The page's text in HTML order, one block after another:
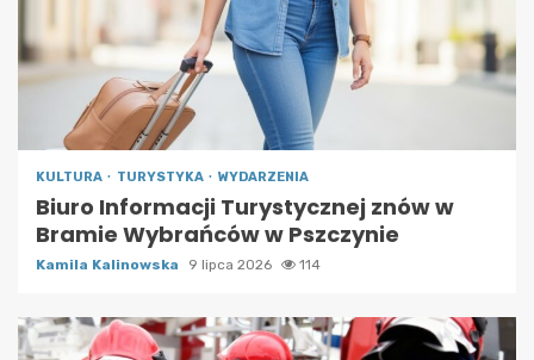
KULTURA TURYSTYKA WYDARZENIA
Biuro Informacji Turystycznej znów w
Bramie Wybrańców w Pszczynie
Kamila Kalinowska 9 lipca 2026 114